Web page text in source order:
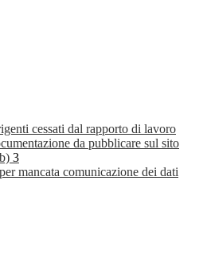
cessati dal rapporto di lavoro
da pubblicare sul sito
3
mancata comunicazione dei dati